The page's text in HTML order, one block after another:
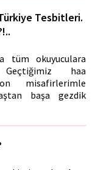
Tesbitleri.
tüm okuyuculara
hafta
misafirlerimle
başa gezdik